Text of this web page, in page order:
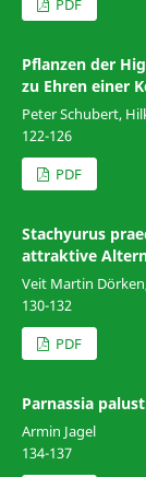
PDF
Pflanzen der
zu Ehren einer
Peter Schubert,
122-126
PDF
Stachyurus
attraktive
Veit Martin
130-132
PDF
Parnassia
Armin Jagel
134-137